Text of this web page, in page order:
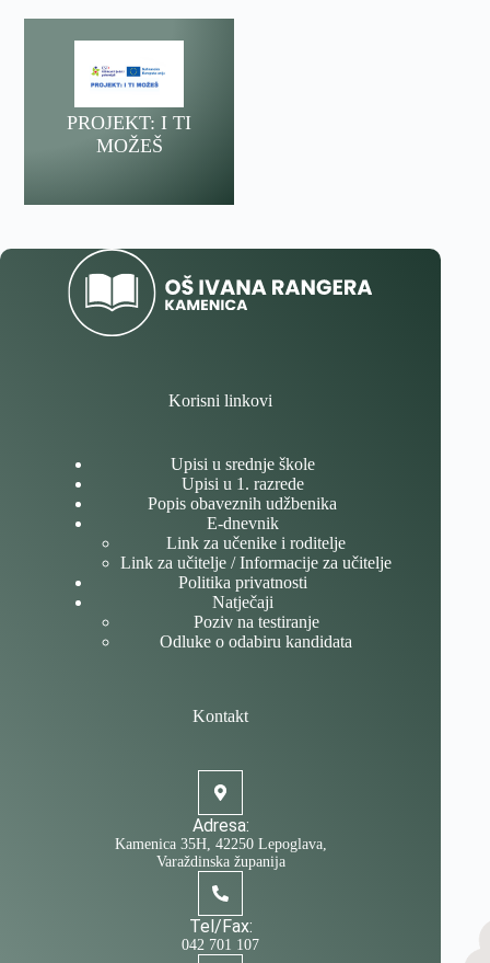
PROJEKT: I TI
MOŽEŠ
Korisni linkovi
Upisi u srednje škole
Upisi u 1. razrede
Popis obaveznih udžbenika
E-dnevnik
Link za učenike i roditelje
Link za učitelje / Informacije za učitelje
Politika privatnosti
Natječaji
Poziv na testiranje
Odluke o odabiru kandidata
Kontakt
Adresa:
Kamenica 35H, 42250 Lepoglava,
Varaždinska županija
Tel/Fax:
042 701 107